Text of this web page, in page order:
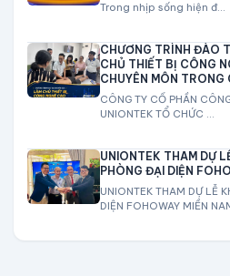
Trong nhịp sống hiện đ...
CHƯƠNG TRÌNH ĐÀO
CHỦ THIẾT BỊ CÔNG
CHUYÊN MÔN TRONG
CÔNG TY CỔ PHẦN
UNIONTEK TỔ CHỨC ...
UNIONTEK THAM DỰ
PHÒNG ĐẠI DIỆN
UNIONTEK THAM DỰ LỄ
DIỆN FOHOWAY MIỀN